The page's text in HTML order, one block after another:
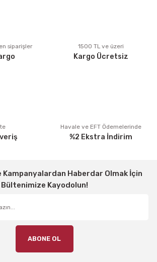
sitelerden daha pahalı.
farklı alternatifler olmalı.
siparişler 1500 TL ve üzeri
Kargo Ücretsiz
Havale ve EFT Ödemelerinde
%2 Ekstra İndirim
Kampanyalardan Haberdar Olmak İçin
Bültenimize Kayodolun!
ABONE OL